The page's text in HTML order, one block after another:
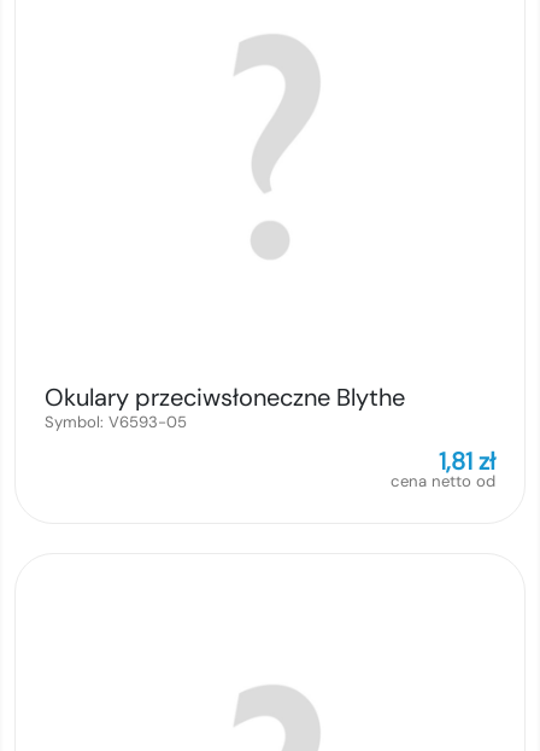
Okulary przeciwsłoneczne Blythe
Symbol: V6593-05
1,81zł
cena netto od